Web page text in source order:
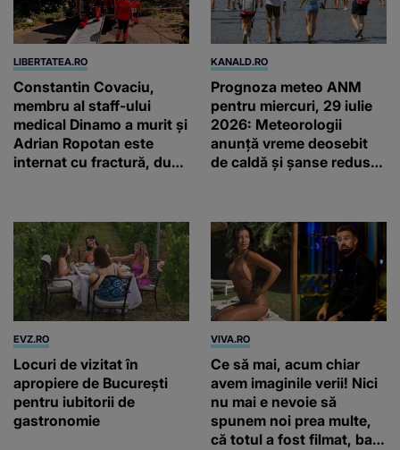
LIBERTATEA.RO
Constantin Covaciu,
membru al staff-ului
medical Dinamo a murit și
Adrian Ropotan este
internat cu fractură, după
KANALD.RO
Prognoza meteo ANM
pentru miercuri, 29 iulie
2026: Meteorologii
anunță vreme deosebit
de caldă și șanse reduse
EVZ.RO
Locuri de vizitat în
apropiere de București
pentru iubitorii de
gastronomie
VIVA.RO
Ce să mai, acum chiar
avem imaginile verii! Nici
nu mai e nevoie să
spunem noi prea multe,
că totul a fost filmat, ba